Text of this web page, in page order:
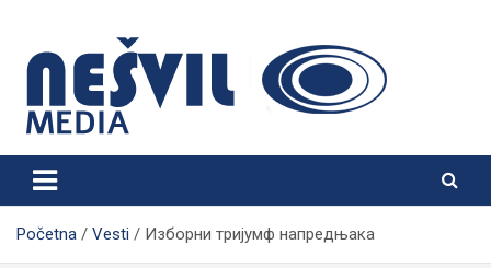
content
Nešvil Media Bogatić
Početna Vesti Изборни тријумф напредњака